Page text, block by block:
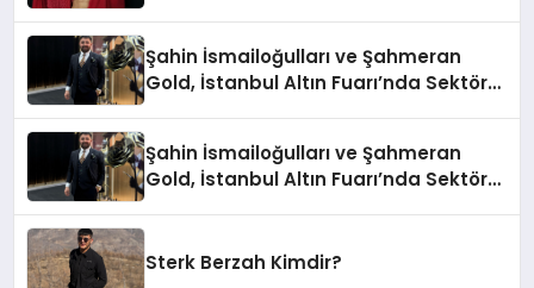
Şahin İsmailoğulları ve Şahmeran
Gold, İstanbul Altın Fuarı’nda Sektöre
Şahin İsmailoğulları ve Şahmeran
Gold, İstanbul Altın Fuarı’nda Sektöre
Sterk Berzah Kimdir?